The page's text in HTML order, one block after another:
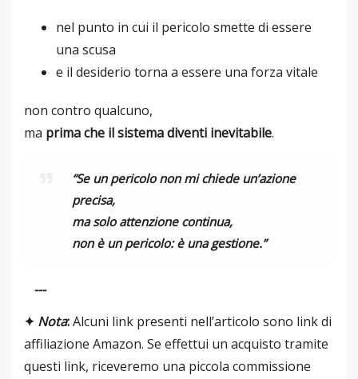
nel punto in cui il pericolo smette di essere
una scusa
e il desiderio torna a essere una forza vitale
non contro qualcuno,
ma prima che il sistema diventi inevitabile.
“Se un pericolo non mi chiede un’azione
precisa,
ma solo attenzione continua,
non è un pericolo: è una gestione.”
---
✦ Nota:Alcuni link presenti nell’articolo sono link di
affiliazione Amazon. Se effettui un acquisto tramite
questi link, riceveremo una piccola commissione